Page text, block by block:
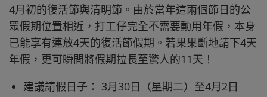
4月初的復活節與清明節。由於當年這兩個節日的公
眾假期位置相近，打工仔完全不需要動用年假，本身
已能享有連放4天的復活節假期。若果果斷地請下4天
年假，更可瞬間將假期拉長至驚人的11天！
建議請假日子： 3月30日（星期二）至4月2日